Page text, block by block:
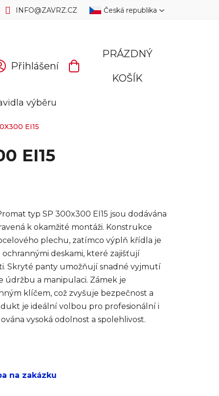
INFO@ZAVRZ.CZ Česká republika
Přihlášení
NÁKUPNÍ
PRÁZDNÝ
KOŠÍK
výběru
EI15
EI15
typ SP 300x300 EI15 jsou dodávána
k okamžité montáži. Konstrukce
plechu, zatímco výplň křídla je
deskami, které zajišťují
Skryté panty umožňují snadné vyjmutí
údržbu a manipulaci. Zámek je
klíčem, což zvyšuje bezpečnost a
je ideální volbou pro profesionální i
vysoká odolnost a spolehlivost.
na zakázku